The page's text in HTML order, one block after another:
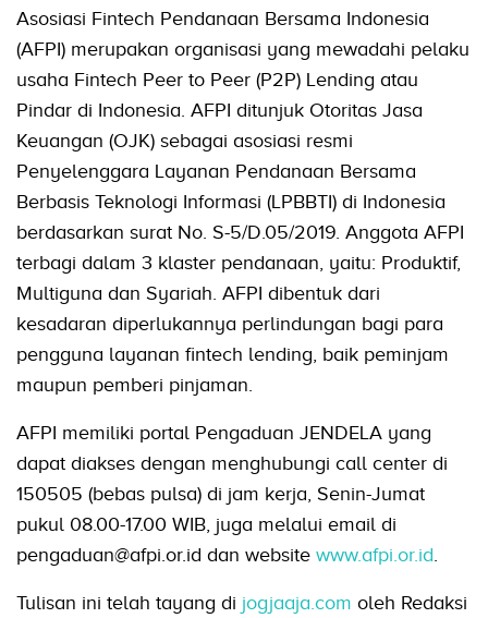
Asosiasi Fintech Pendanaan Bersama Indonesia
(AFPI) merupakan organisasi yang mewadahi pelaku
usaha Fintech Peer to Peer (P2P) Lending atau
Pindar di Indonesia. AFPI ditunjuk Otoritas Jasa
Keuangan (OJK) sebagai asosiasi resmi
Penyelenggara Layanan Pendanaan Bersama
Berbasis Teknologi Informasi (LPBBTI) di Indonesia
berdasarkan surat No. S-5/D.05/2019. Anggota AFPI
terbagi dalam 3 klaster pendanaan, yaitu: Produktif,
Multiguna dan Syariah. AFPI dibentuk dari
kesadaran diperlukannya perlindungan bagi para
pengguna layanan fintech lending, baik peminjam
maupun pemberi pinjaman.
AFPI memiliki portal Pengaduan JENDELA yang
dapat diakses dengan menghubungi call center di
150505 (bebas pulsa) di jam kerja, Senin-Jumat
pukul 08.00-17.00 WIB, juga melalui email di
pengaduan@afpi.or.id dan website www.afpi.or.id
Tulisan ini telah tayang di jogjaaja.com oleh Redaksi